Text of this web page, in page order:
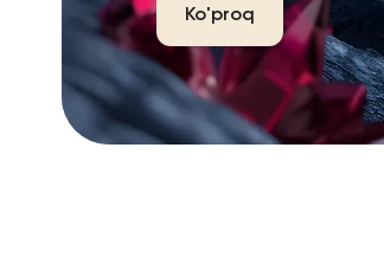
Ko'proq